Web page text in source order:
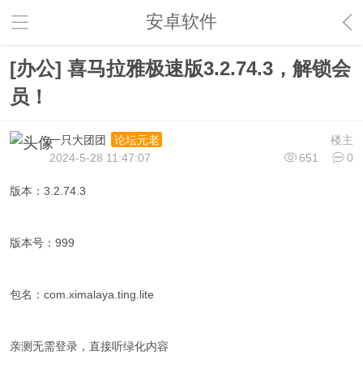
安卓软件
[办公] 喜马拉雅极速版3.2.74.3，解锁会
员！
楼主
一只大团团
论坛元老
651
0
2024-5-28 11:47:07
版本：3.2.74.3
版本号：999
包名：com.ximalaya.ting.lite
亲测无需登录，直接听绿化内容